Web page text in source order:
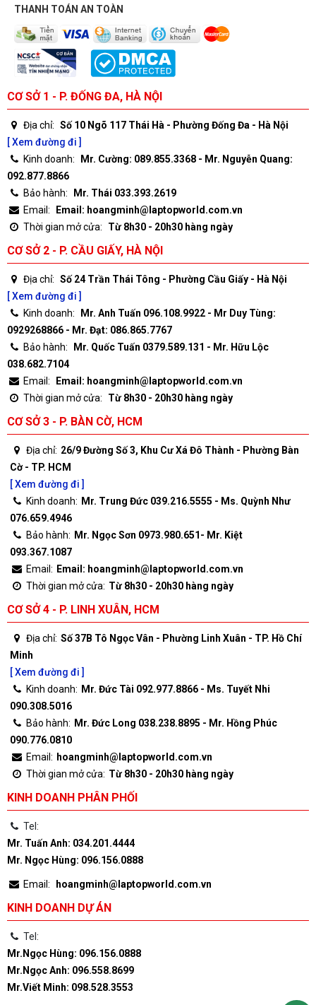
THANH TOÁN AN TOÀN
CƠ SỞ 1 - P. ĐỐNG ĐA, HÀ NỘI
Địa chỉ: Số 10 Ngõ 117 Thái Hà - Phường Đống Đa - Hà Nội
[ Xem đường đi ]
Kinh doanh:
Mr. Cường: 089.855.3368 - Mr. Nguyễn Quang:
092.877.8866
Bảo hành:
Mr. Thái 033.393.2619
Email:
Email: hoangminh@laptopworld.com.vn
Thời gian mở cửa:
Từ 8h30 - 20h30 hàng ngày
CƠ SỞ 2 - P. CẦU GIẤY, HÀ NỘI
Địa chỉ: Số 24 Trần Thái Tông - Phường Cầu Giấy - Hà Nội
[ Xem đường đi ]
Kinh doanh:
Mr. Anh Tuấn 096.108.9922 - Mr Duy Tùng:
0929268866 - Mr. Đạt: 086.865.7767
Bảo hành:
Mr. Quốc Tuấn 0379.589.131 - Mr. Hữu Lộc
038.682.7104
Email:
Email: hoangminh@laptopworld.com.vn
Thời gian mở cửa:
Từ 8h30 - 20h30 hàng ngày
CƠ SỞ 3 - P. BÀN CỜ, HCM
Địa chỉ: 26/9 Đường Số 3, Khu Cư Xá Đô Thành - Phường Bàn
Cờ - TP. HCM
[ Xem đường đi ]
Kinh doanh: Mr. Trung Đức 039.216.5555 - Ms. Quỳnh Như
076.659.4946
Bảo hành: Mr. Ngọc Sơn 0973.980.651- Mr. Kiệt
093.367.1087
Email: Email: hoangminh@laptopworld.com.vn
Thời gian mở cửa: Từ 8h30 - 20h30 hàng ngày
CƠ SỞ 4 - P. LINH XUÂN, HCM
Địa chỉ: Số 37B Tô Ngọc Vân - Phường Linh Xuân - TP. Hồ Chí
Minh
[ Xem đường đi ]
Kinh doanh: Mr. Đức Tài 092.977.8866 - Ms. Tuyết Nhi
090.308.5016
Bảo hành: Mr. Đức Long 038.238.8895 - Mr. Hồng Phúc
090.776.0810
Email: hoangminh@laptopworld.com.vn
Thời gian mở cửa: Từ 8h30 - 20h30 hàng ngày
KINH DOANH PHÂN PHỐI
Tel:
Mr. Tuấn Anh: 034.201.4444
Mr. Ngọc Hùng: 096.156.0888
Email: hoangminh@laptopworld.com.vn
KINH DOANH DỰ ÁN
Tel:
Mr.Ngọc Hùng: 096.156.0888
Mr.Ngọc Anh: 096.558.8699
Mr.Viết Minh: 098.528.3553